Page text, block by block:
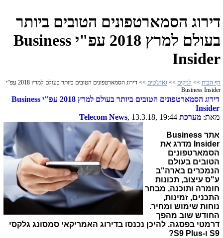
דירוג הסמארטפונים הטובים ביותר
בעולם למרץ 2018 עפ"י Business
Insider
דף הבית >> לגיקים >> גאדג'טים
>> דירוג הסמארטפונים הטובים ביותר בעולם למרץ 2018 עפ"י
Business Insider
דירוג הסמארטפונים הטובים ביותר בעולם למרץ 2018 עפ"י Business
Insider
מאת: מערכת Telecom News, 13.3.18, 19:44
אתר Business
Insider מדרג את
הסמארטפונים
הטובים בעולם
הנמכרים בארה"ב
ע"ס עיצוב, תכונות
חומרה ותוכנה, מבחר
התכנים, זמינות,
נוחות שימוש ומחיר.
החודש שוב מהפך
דרמטי בפסגה. להיכן נכנסו בדירוג האמריקאי סמסונג גלקסי
S9 ו-S9 Plus?